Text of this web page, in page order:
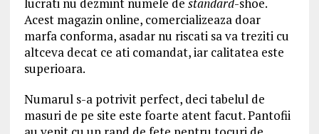
Acest magazin online, comercializeaza doar
marfa conforma, asadar nu riscati sa va treziti cu
altceva decat ce ati comandat, iar calitatea este
superioara.
Numarul s-a potrivit perfect, deci tabelul de
masuri de pe site este foarte atent facut. Pantofii